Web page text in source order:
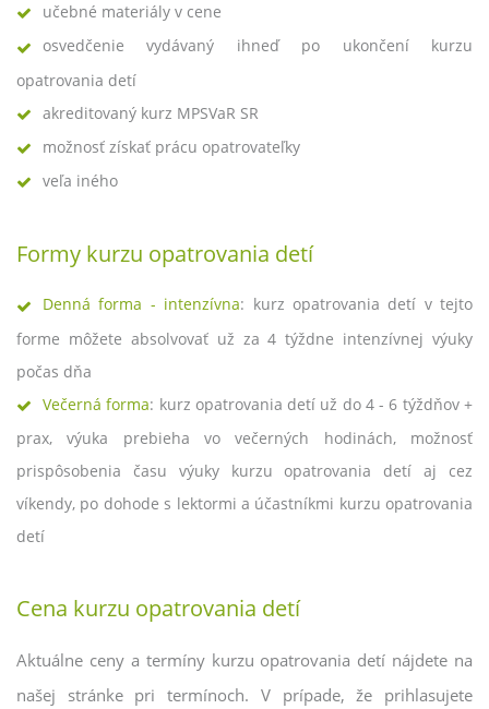
učebné materiály v cene
osvedčenie vydávaný ihneď po ukončení kurzu
opatrovania detí
akreditovaný kurz MPSVaR SR
možnosť získať prácu opatrovateľky
veľa iného
Formy kurzu opatrovania detí
Denná forma - intenzívna: kurz opatrovania detí v tejto
forme môžete absolvovať už za 4 týždne intenzívnej výuky
počas dňa
Večerná forma: kurz opatrovania detí už do 4 - 6 týždňov +
prax, výuka prebieha vo večerných hodinách, možnosť
prispôsobenia času výuky kurzu opatrovania detí aj cez
víkendy, po dohode s lektormi a účastníkmi kurzu opatrovania
detí
Cena kurzu opatrovania detí
Aktuálne ceny a termíny kurzu opatrovania detí nájdete na
našej stránke pri termínoch. V prípade, že prihlasujete